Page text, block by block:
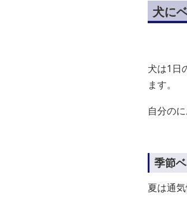
犬に
犬は1日
ます。
自分の
季節
夏は通